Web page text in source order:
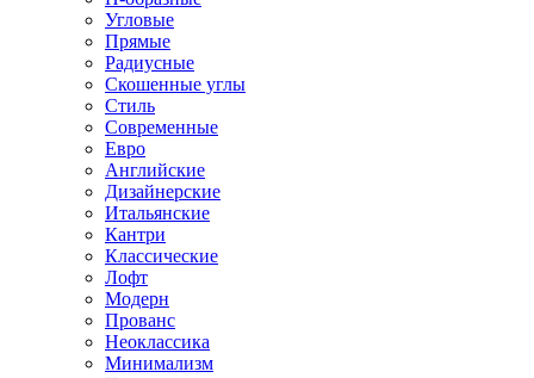
Угловые
Прямые
Радиусные
Скошенные углы
Стиль
Современные
Евро
Английские
Дизайнерские
Итальянские
Кантри
Классические
Лофт
Модерн
Прованс
Неоклассика
Минимализм